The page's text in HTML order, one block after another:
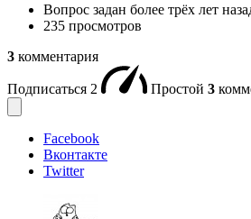
Вопрос задан более трёх лет
235 просмотров
3 комментария
Подписаться 2 Простой 3
Facebook
Вконтакте
Twitter